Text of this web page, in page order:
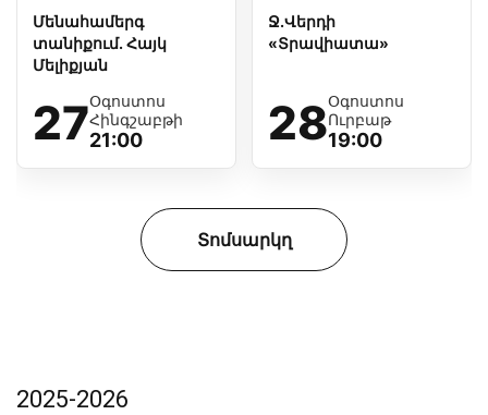
Մենահամերգ
տանիքում. Հայկ
Մելիքյան
27Օգոստոս
Հինգշաբթի
21:00
Ջ.Վերդի
«Տրավիատա»
28Օգոստոս
Ուրբաթ
19:00
Տոմսարկղ
2025-2026